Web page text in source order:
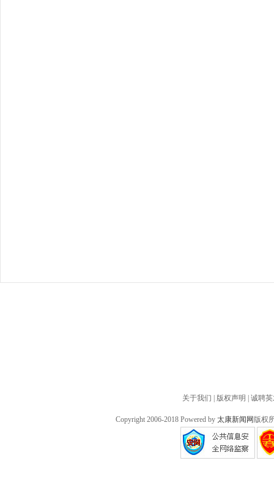
关于我们 版权声明 诚聘
Copyright 2006-2018 Powered by 太康新闻网 版权